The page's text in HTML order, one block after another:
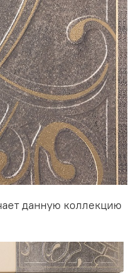
данную коллекцию